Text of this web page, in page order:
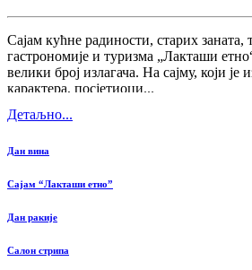
Сајам кућне радиности, старих заната,
гастрономије и туризма „Лакташи
велики број излагача. На сајму, који је
карактера, посјетиоци...
Детаљно...
Дан вина
Сајам “Лакташи етно”
Дан ракије
Салон стрипа